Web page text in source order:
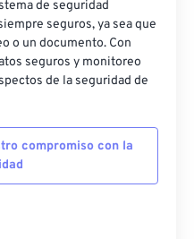
de seguridad
seguros, ya sea que
o un documento. Con
seguros y monitoreo
de la seguridad de
compromiso con la